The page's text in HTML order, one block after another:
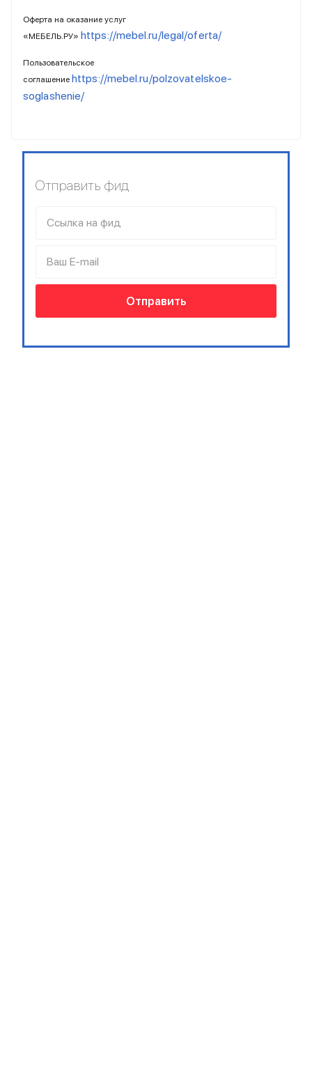
Оферта на оказание услуг
«МЕБЕЛЬ.РУ» https://mebel.ru/legal/oferta/
Пользовательское
соглашение https://mebel.ru/polzovatelskoe-
soglashenie/
Отправить фид
Ссылка на фид
Ваш E-mail
Отправить